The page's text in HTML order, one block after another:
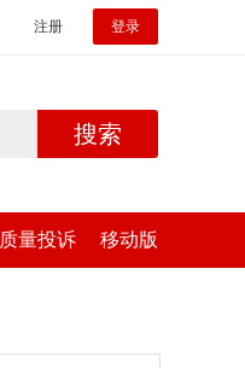
注册 登录
搜索
质量投诉 移动版